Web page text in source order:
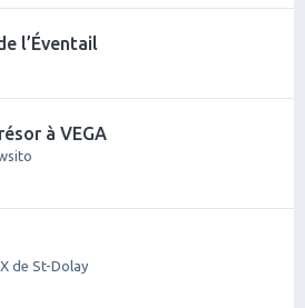
l’Éventail
à VEGA
de St-Dolay